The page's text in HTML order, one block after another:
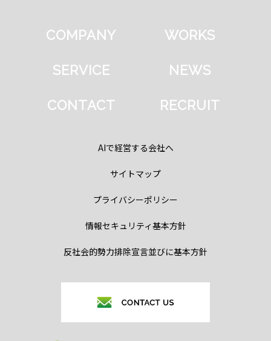
COMPANY WORKS
SERVICE NEWS
CONTACT RECRUIT
AIで経営する会社へ
サイトマップ
プライバシーポリシー
情報セキュリティ基本方針
反社会的勢力排除宣言並びに基本方針